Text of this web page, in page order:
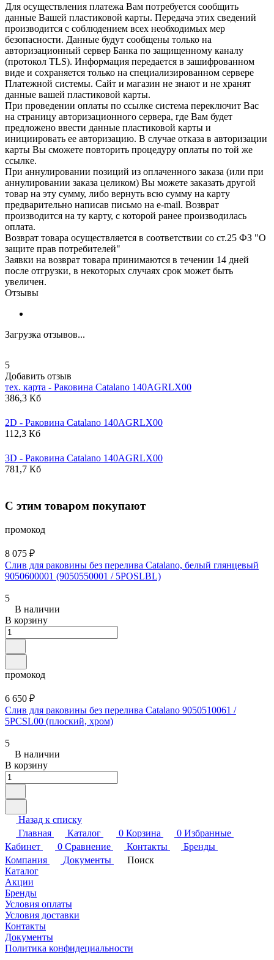
Для осуществления платежа Вам потребуется сообщить
данные Вашей пластиковой карты. Передача этих сведений
производится с соблюдением всех необходимых мер
безопасности. Данные будут сообщены только на
авторизационный сервер Банка по защищенному каналу
(протокол TLS). Информация передается в зашифрованном
виде и сохраняется только на специализированном сервере
Платежной системы. Сайт и магазин не знают и не хранят
данные вашей пластиковой карты.
При проведении оплаты по ссылке система переключит Вас
на страницу авторизационного сервера, где Вам будет
предложено ввести данные пластиковой карты и
инициировать ее авторизацию. В случае отказа в авторизации
карты Вы сможете повторить процедуру оплаты по той же
ссылке.
При аннулировании позиций из оплаченного заказа (или при
аннулировании заказа целиком) Вы можете заказать другой
товар на эту сумму, либо вернуть всю сумму на карту
предварительно написав письмо на e-mail. Возврат
производится на ту карту, с которой ранее производилась
оплата.
Возврат товара осуществляется в соответствии со ст.25 ФЗ "О
защите прав потребителей"
Заявки на возврат товара принимаются в течении 14 дней
после отгрузки, в некоторых случаях срок может быть
увеличен.
Отзывы
Загрузка отзывов...
5
Добавить отзыв
тех. карта - Раковина Catalano 140AGRLX00
386,3 Кб
2D - Раковина Catalano 140AGRLX00
112,3 Кб
3D - Раковина Catalano 140AGRLX00
781,7 Кб
С этим товаром покупают
промокод
8 075 ₽
Слив для раковины без перелива Catalano, белый глянцевый
9050600001 (9050550001 / 5POSLBL)
5
В наличии
В корзину
промокод
6 650 ₽
Слив для раковины без перелива Catalano 9050510061 /
5PCSL00 (плоский, хром)
5
В наличии
В корзину
Назад к списку
Главная
Каталог 0 Корзина 0 Избранные
Кабинет
0 Сравнение Контакты
Бренды
Компания
Документы
Поиск
Каталог
Акции
Бренды
Условия оплаты
Условия доставки
Контакты
Документы
Политика конфидециальности